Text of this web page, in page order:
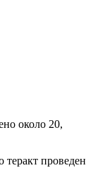
около 20,
теракт проведен